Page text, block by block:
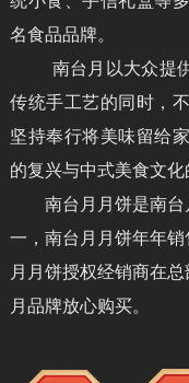
名食品品牌。
南台月以大众提供
传统手工艺的同时，
坚持奉行将美味留给
的复兴与中式美食文化
南台月月饼是南台
一，南台月月饼年年
月月饼授权经销商在
月品牌放心购买。